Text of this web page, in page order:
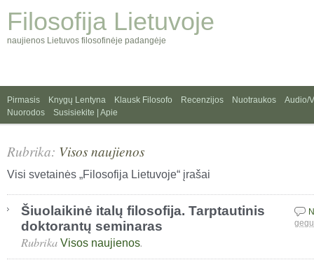
Filosofija Lietuvoje
naujienos Lietuvos filosofinėje padangėje
Pirmasis Knygų Lentyna Klausk Filosofo Recenzijos Nuotraukos
Audio/
Nuorodos
Susisiekite | Apie
Rubrika: Visos naujienos
Visi svetainės „Filosofija Lietuvoje“ įrašai
Šiuolaikinė italų filosofija. Tarptautinis
doktorantų seminaras
Rubrika Visos naujienos.